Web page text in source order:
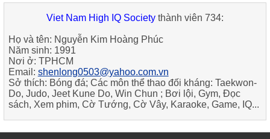
Viet Nam High IQ Societythành viên 734:
Họ và tên: Nguyễn Kim Hoàng Phúc
Năm sinh: 1991
Nơi ở: TPHCM
Email: shenlong0503@yahoo.com.vn
Sở thích: Bóng đá; Các môn thể thao đối kháng: Taekwon-
Do, Judo, Jeet Kune Do, Win Chun ; Bơi lội, Gym, Đọc
sách, Xem phim, Cờ Tướng, Cờ Vây, Karaoke, Game, IQ...